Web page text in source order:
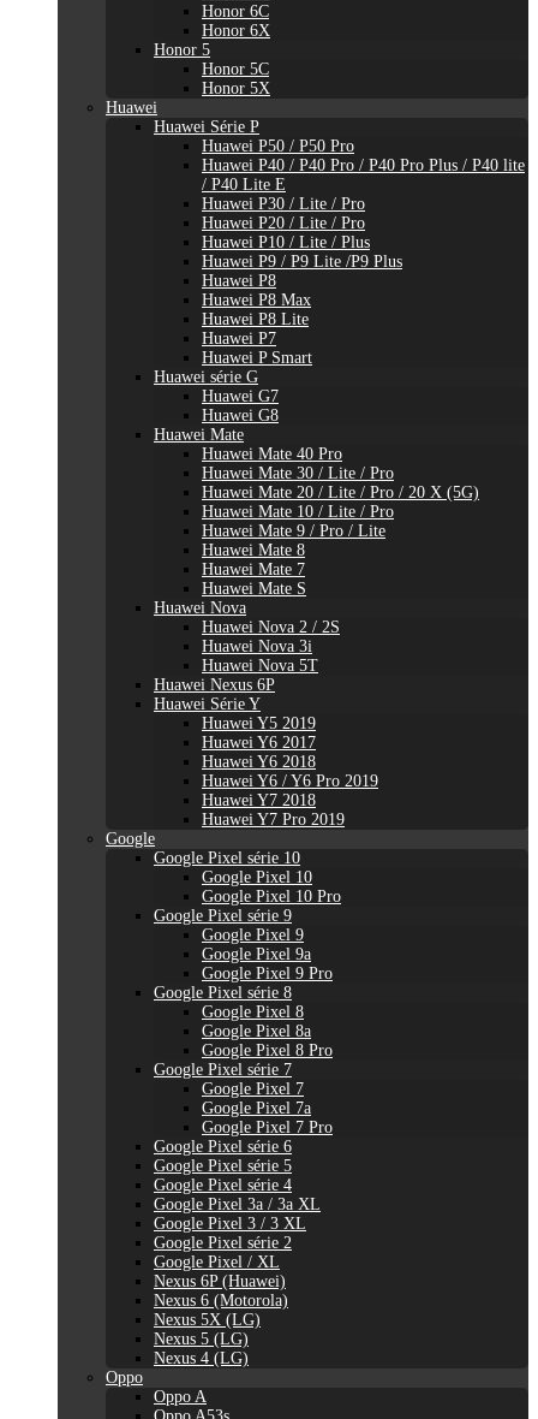
Honor 6C
Honor 6X
Honor 5
Honor 5C
Honor 5X
Huawei
Huawei Série P
Huawei P50 / P50 Pro
Huawei P40 / P40 Pro / P40 Pro Plus / P40 lite
/ P40 Lite E
Huawei P30 / Lite / Pro
Huawei P20 / Lite / Pro
Huawei P10 / Lite / Plus
Huawei P9 / P9 Lite /P9 Plus
Huawei P8
Huawei P8 Max
Huawei P8 Lite
Huawei P7
Huawei P Smart
Huawei série G
Huawei G7
Huawei G8
Huawei Mate
Huawei Mate 40 Pro
Huawei Mate 30 / Lite / Pro
Huawei Mate 20 / Lite / Pro / 20 X (5G)
Huawei Mate 10 / Lite / Pro
Huawei Mate 9 / Pro / Lite
Huawei Mate 8
Huawei Mate 7
Huawei Mate S
Huawei Nova
Huawei Nova 2 / 2S
Huawei Nova 3i
Huawei Nova 5T
Huawei Nexus 6P
Huawei Série Y
Huawei Y5 2019
Huawei Y6 2017
Huawei Y6 2018
Huawei Y6 / Y6 Pro 2019
Huawei Y7 2018
Huawei Y7 Pro 2019
Google
Google Pixel série 10
Google Pixel 10
Google Pixel 10 Pro
Google Pixel série 9
Google Pixel 9
Google Pixel 9a
Google Pixel 9 Pro
Google Pixel série 8
Google Pixel 8
Google Pixel 8a
Google Pixel 8 Pro
Google Pixel série 7
Google Pixel 7
Google Pixel 7a
Google Pixel 7 Pro
Google Pixel série 6
Google Pixel série 5
Google Pixel série 4
Google Pixel 3a / 3a XL
Google Pixel 3 / 3 XL
Google Pixel série 2
Google Pixel / XL
Nexus 6P (Huawei)
Nexus 6 (Motorola)
Nexus 5X (LG)
Nexus 5 (LG)
Nexus 4 (LG)
Oppo
Oppo A